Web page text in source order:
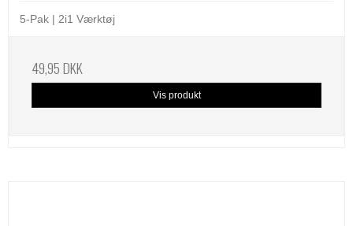
5-Pak | 2i1 Værktøj
49,95 DKK
Vis produkt